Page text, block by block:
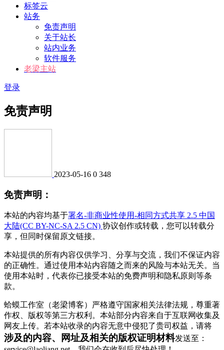
标签云
站务
免责声明
关于站长
站内业务
软件服务
老梁主站
登录
免责声明
2023-05-16 0 348
免责声明：
本站的内容均基于署名-非商业性使用-相同方式共享 2.5 中国
大陆(CC BY-NC-SA 2.5 CN) 协议创作或转载，您可以转载分
享，但同时保留原文链接。
本站提供的所有内容仅供学习、分享与交流，我们不保证内容
的正确性。通过使用本站内容随之而来的风险与本站无关。当
使用本站时，代表你已接受本站的免费声明和隐私原则等条
款。
蛤蟆工作室（老梁博客）严格遵守国家相关法律法规，尊重著
作权、版权等第三方权利。本站部分内容来自于互联网收集及
网友上传。若本站收录的内容无意中侵犯了贵司权益，请将
涉及的内容、网址及相关的版权证明材料发送至：